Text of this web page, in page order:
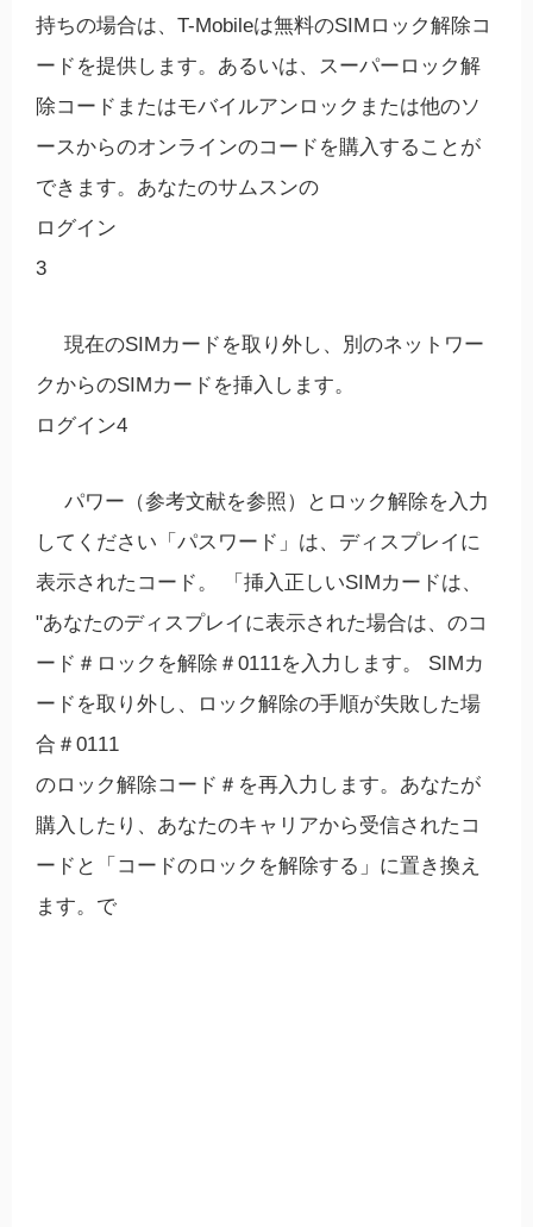
持ちの場合は、T-Mobileは無料のSIMロック解除コ
ードを提供します。あるいは、スーパーロック解
除コードまたはモバイルアンロックまたは他のソ
ースからのオンラインのコードを購入することが
できます。あなたのサムスンの
ログイン
3
現在のSIMカードを取り外し、別のネットワー
クからのSIMカードを挿入します。
ログイン4
パワー（参考文献を参照）とロック解除を入力
してください「パスワード」は、ディスプレイに
表示されたコード。 「挿入正しいSIMカードは、
"あなたのディスプレイに表示された場合は、 のコ
ード＃ロックを解除＃0111を入力します。 SIMカ
ードを取り外し、ロック解除の手順が失敗した場
合＃0111
のロック解除コード＃を再入力します。あなたが
購入したり、あなたのキャリアから受信されたコ
ードと「コードのロックを解除する」に置き換え
ます。で